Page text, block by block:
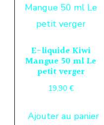
E-liquide Kiwi
Mangue 50 ml Le
petit verger
19,90 €
Ajouter au panier